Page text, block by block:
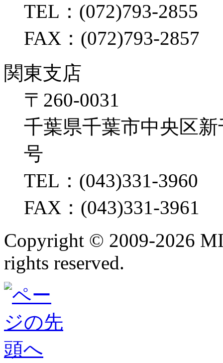
TEL：(072)793-2855
FAX：(072)793-2857
関東支店
〒260-0031
千葉県千葉市中央区
号
TEL：(043)331-3960
FAX：(043)331-3961
Copyright © 2009-2026
rights reserved.